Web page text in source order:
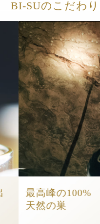
BI-SUのこだわり
最高峰の100%
天然の巣